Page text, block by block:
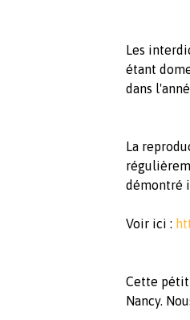
Les
étant
dans
La
démontré
Voir ici :
Cette
Nancy.